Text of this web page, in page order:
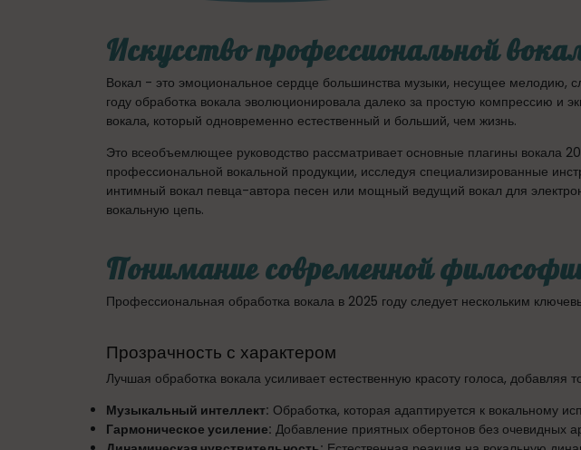
Искусство профессиональной
Вокал - это эмоциональное сердце большинства музыки, несущее мелодию,
году обработка вокала эволюционировала далеко за простую компрессию
вокала, который одновременно естественный и больший, чем жизнь.
Это всеобъемлющее руководство рассматривает основные плагины вокала
профессиональной вокальной продукции, исследуя специализированные
интимный вокал певца-автора песен или мощный ведущий вокал для
вокальную цепь.
Понимание современной
Профессиональная обработка вокала в 2025 году следует нескольким
Прозрачность с характером
Лучшая обработка вокала усиливает естественную красоту голоса, добавляя
Музыкальный интеллект: Обработка, которая адаптируется к вокальному
Гармоническое усиление: Добавление приятных обертонов без очевидных